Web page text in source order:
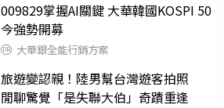
009829掌握AI關鍵 大華韓國KOSPI 50
今強勢開募
大華銀全能行銷方案
旅遊變認親！陸男幫台灣遊客拍照
閒聊驚覺「是失聯大伯」奇蹟重逢